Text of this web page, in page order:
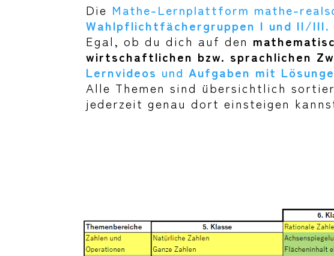
Die Mathe-Lernplattform mathe-
Wahlpflichtfächergruppen I und II/III.
Egal, ob du dich auf den
wirtschaftlichen bzw. sprachlichen
Lernvideos und Aufgaben mit
Alle Themen sind übersichtlich
jederzeit genau dort einsteigen